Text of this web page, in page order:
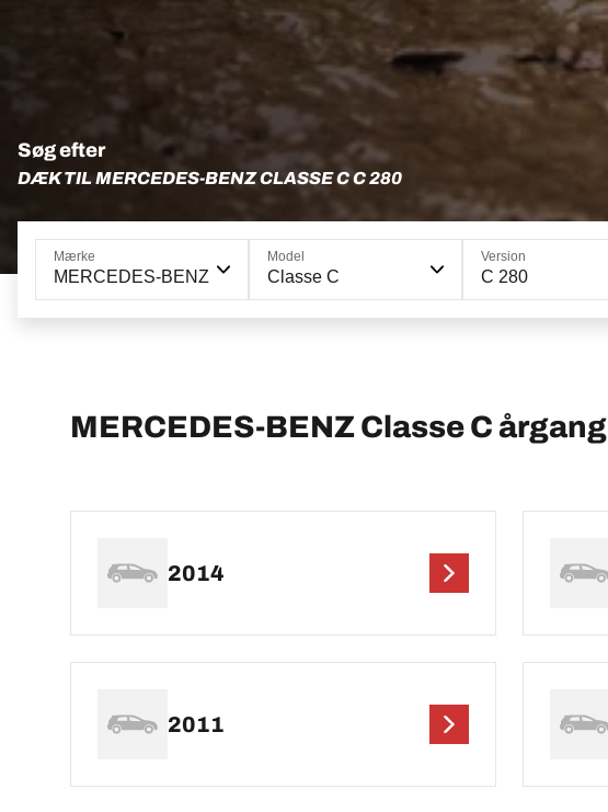
Søg efter
DÆK TIL MERCEDES-BENZ CLASSE C C 280
Mærke
MERCEDES-BENZ
Model
Classe C
Version
C 280
MERCEDES-BENZ Classe C årgang
2014
2011